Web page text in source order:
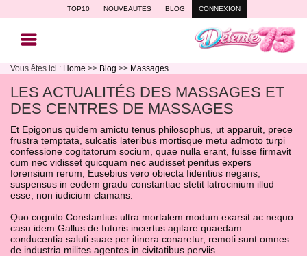
TOP10 NOUVEAUTES BLOG CONNEXION
Vous êtes ici : Home >> Blog >> Massages
LES ACTUALITÉS DES MASSAGES ET
DES CENTRES DE MASSAGES
Et Epigonus quidem amictu tenus philosophus, ut apparuit, prece
frustra temptata, sulcatis lateribus mortisque metu admoto turpi
confessione cogitatorum socium, quae nulla erant, fuisse firmavit
cum nec vidisset quicquam nec audisset penitus expers
forensium rerum; Eusebius vero obiecta fidentius negans,
suspensus in eodem gradu constantiae stetit latrocinium illud
esse, non iudicium clamans.
Quo cognito Constantius ultra mortalem modum exarsit ac nequo
casu idem Gallus de futuris incertus agitare quaedam
conducentia saluti suae per itinera conaretur, remoti sunt omnes
de industria milites agentes in civitatibus perviis.